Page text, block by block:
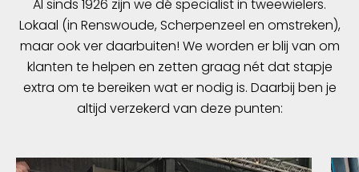
Al sinds 1926 zijn we dé specialist in tweewielers.
Lokaal (in Renswoude, Scherpenzeel en omstreken),
maar ook ver daarbuiten! We worden er blij van om
klanten te helpen en zetten graag nét dat stapje
extra om te bereiken wat er nodig is. Daarbij ben je
altijd verzekerd van deze punten: